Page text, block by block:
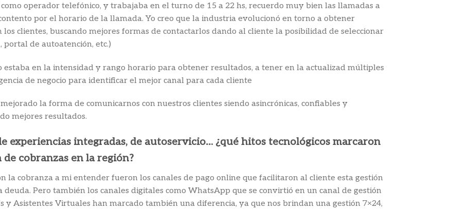
operador telefónico, y trabajaba en el turno de 15 a 22 hs, recuerdo muy bien las llamadas a
por el horario de la llamada. Yo creo que la industria evolucionó en torno a obtener
clientes, buscando mejores formas de contactarlos dando al cliente la posibilidad de seleccionar
de autoatención, etc.)
estaba en la intensidad y rango horario para obtener resultados, a tener en la actualizad múltiples
de negocio para identificar el mejor canal para cada cliente
la forma de comunicarnos con nuestros clientes siendo asincrónicas, confiables y
mejores resultados.
experiencias integradas, de autoservicio… ¿qué hitos tecnológicos marcaron
cobranzas en la región?
la cobranza a mi entender fueron los canales de pago online que facilitaron al cliente esta gestión
Pero también los canales digitales como WhatsApp que se convirtió en un canal de gestión
y Asistentes Virtuales han marcado también una diferencia, ya que nos brindan una gestión 7×24,